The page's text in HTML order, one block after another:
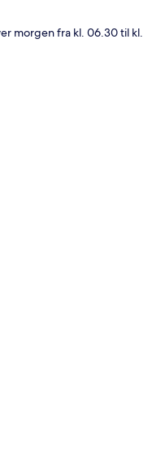
morgen fra kl. 06.30 til kl.